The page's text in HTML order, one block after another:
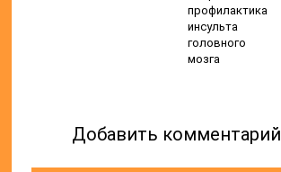
профилактика
инсульта
головного
мозга
Добавить комментарий